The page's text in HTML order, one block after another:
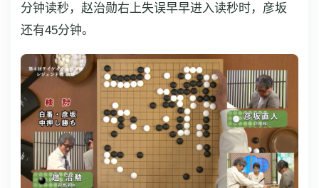
分钟读秒，赵治勋右上失误早早进入读秒时，彦坂
还有45分钟。